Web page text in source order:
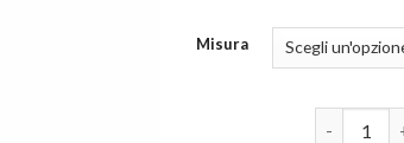
Misura